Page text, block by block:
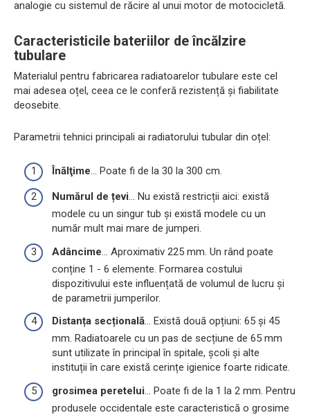
analogie cu sistemul de răcire al unui motor de motocicletă.
Caracteristicile bateriilor de încălzire
tubulare
Materialul pentru fabricarea radiatoarelor tubulare este cel
mai adesea oțel, ceea ce le conferă rezistență și fiabilitate
deosebite.
Parametrii tehnici principali ai radiatorului tubular din oțel:
Înălţime... Poate fi de la 30 la 300 cm.
Numărul de țevi... Nu există restricții aici: există
modele cu un singur tub și există modele cu un
număr mult mai mare de jumperi.
Adâncime... Aproximativ 225 mm. Un rând poate
conține 1 - 6 elemente. Formarea costului
dispozitivului este influențată de volumul de lucru și
de parametrii jumperilor.
Distanța secțională... Există două opțiuni: 65 și 45
mm. Radiatoarele cu un pas de secțiune de 65 mm
sunt utilizate în principal în spitale, școli și alte
instituții în care există cerințe igienice foarte ridicate.
grosimea peretelui... Poate fi de la 1 la 2 mm. Pentru
produsele occidentale este caracteristică o grosime